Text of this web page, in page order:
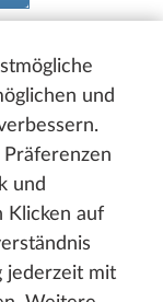
und
und
Klicken auf
jederzeit mit